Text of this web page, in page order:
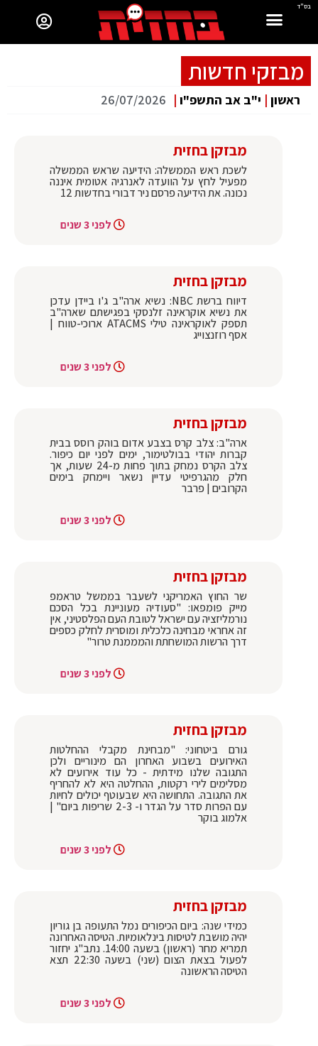
בס"ד
מבזקי חדשות
ראשון | י"ב אב התשפ"ו |
26/07/2026
מבזקן בחזית
לשכת ראש הממשלה: הידיעה שראש הממשלה
מפעיל לחץ על הוועדה לאנרגיה אטומית איננה
נכונה. את הידיעה פרסם ניר דבורי בחדשות 12
לפני 3 שנים
מבזקן בחזית
דיווח ברשת NBC: נשיא ארה"ב ג'ו ביידן עדכן
את נשיא אוקראינה זלנסקי בפגישתם שארה"ב
תספק לאוקראינה טילי ATACMS ארוכי-טווח |
אסף רוזנצוייג
לפני 3 שנים
מבזקן בחזית
ארה"ב: צלב קרס בצבע אדום בוהק רוסס בבית
קברות יהודי בבולטימור, ימים לפני יום כיפור.
צלב הקרס נמחק בתוך פחות מ-24 שעות, אך
חלק מהגרפיטי עדיין נשאר ויימחק בימים
הקרובים | פרבר
לפני 3 שנים
מבזקן בחזית
שר החוץ האמריקני לשעבר בממשל טראמפ
מייק פומפאו: "סעודיה מעוניינת בכל הסכם
נורמליזציה עם ישראל לטובת העם הפלסטיני, אין
זה אחראי מבחינה כלכלית ומוסרית לחלק כספים
דרך הרשות המושחתת והמממנת טרור"
לפני 3 שנים
מבזקן בחזית
גורם ביטחוני: "מבחינת מקבלי ההחלטות
האירועים בשבוע האחרון הם מינוריים ולכן
התגובה שלנו מידתית - כל עוד אירועים לא
מסלימים לירי רקטות, ההחלטה היא לא להחריף
את התגובה. התחושה היא שבעוטף יכולים לחיות
עם הפרות סדר על הגדר ו- 2-3 שריפות ביום" |
אלמוג בוקר
לפני 3 שנים
מבזקן בחזית
כמידי שנה: ביום הכיפורים נמל התעופה בן גוריון
יהיה מושבת לטיסות בינלאומיות. הטיסה האחרונה
תמריא מחר (ראשון) בשעה 14:00. נתב"ג יחזור
לפעול בצאת הצום (שני) בשעה 22:30 תצא
הטיסה הראשונה
לפני 3 שנים